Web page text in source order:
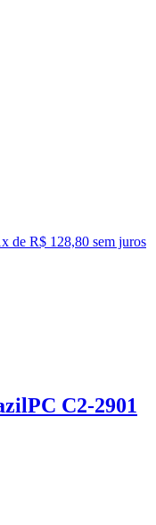
x de R$ 128,80 sem juros
C2-2901